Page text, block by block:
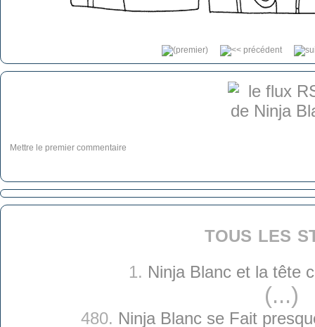
Mettre le premier commentaire
tous les
1. Ninja Blanc et la tête
(...)
480. Ninja Blanc se Fait